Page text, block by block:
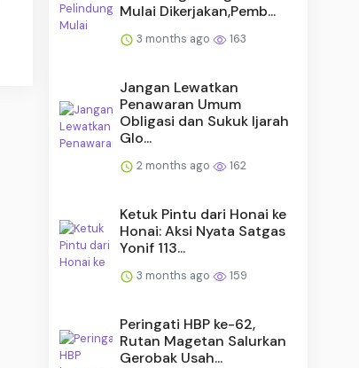
Mulai Dikerjakan,Pemb...
3 months ago 163
Jangan Lewatkan
Penawaran Umum
Obligasi dan Sukuk Ijarah
Glo...
2 months ago 162
Ketuk Pintu dari Honai ke
Honai: Aksi Nyata Satgas
Yonif 113...
3 months ago 159
Peringati HBP ke-62,
Rutan Magetan Salurkan
Gerobak Usah...